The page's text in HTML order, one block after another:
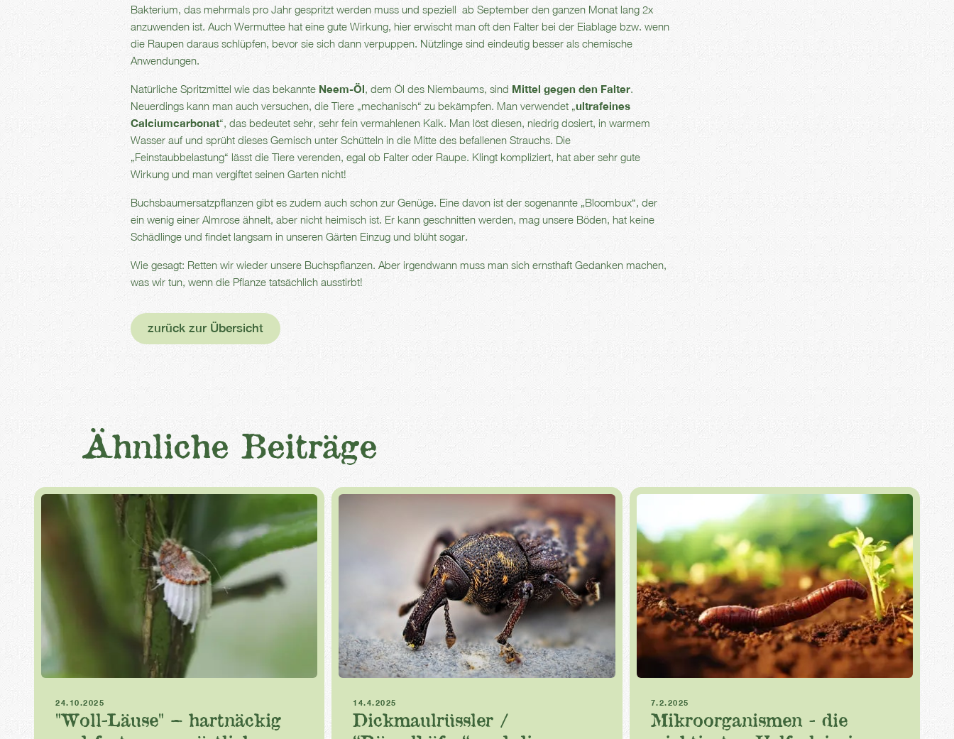
Bakterium, das mehrmals pro Jahr gespritzt werden muss und speziell ab September den ganzen Monat lang 2x
anzuwenden ist. Auch Wermuttee hat eine gute Wirkung, hier erwischt man oft den Falter bei der Eiablage bzw. wenn
die Raupen daraus schlüpfen, bevor sie sich dann verpuppen. Nützlinge sind eindeutig besser als chemische
Anwendungen.
Natürliche Spritzmittel wie das bekannte Neem-Öl, dem Öl des Niembaums, sind Mittel gegen den Falter.
Neuerdings kann man auch versuchen, die Tiere „mechanisch“ zu bekämpfen. Man verwendet „ultrafeines
Calciumcarbonat“, das bedeutet sehr, sehr fein vermahlenen Kalk. Man löst diesen, niedrig dosiert, in warmem
Wasser auf und sprüht dieses Gemisch unter Schütteln in die Mitte des befallenen Strauchs. Die
„Feinstaubbelastung“ lässt die Tiere verenden, egal ob Falter oder Raupe. Klingt kompliziert, hat aber sehr gute
Wirkung und man vergiftet seinen Garten nicht!
Buchsbaumersatzpflanzen gibt es zudem auch schon zur Genüge. Eine davon ist der sogenannte „Bloombux“, der
ein wenig einer Almrose ähnelt, aber nicht heimisch ist. Er kann geschnitten werden, mag unsere Böden, hat keine
Schädlinge und findet langsam in unseren Gärten Einzug und blüht sogar.
Wie gesagt: Retten wir wieder unsere Buchspflanzen. Aber irgendwann muss man sich ernsthaft Gedanken machen,
was wir tun, wenn die Pflanze tatsächlich ausstirbt!
zurück zur Übersicht
Ähnliche Beiträge
24.10.2025
"Woll-Läuse" – hartnäckig
14.4.2025
Dickmaulrüssler /
7.2.2025
Mikroorganismen - die